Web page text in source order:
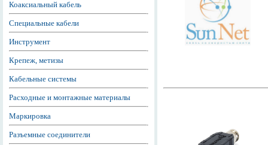
Коаксиальный кабель
Специальные кабели
Инструмент
Крепеж, метизы
Кабельные системы
Расходные и монтажные материалы
Маркировка
Разъемные соединители